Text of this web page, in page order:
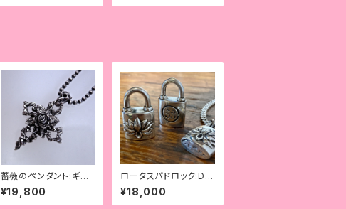
薔薇のペンダント:ギル
ティーブルーム
¥19,800
ロータスパドロック:DE
ADLOCK#3
¥18,000